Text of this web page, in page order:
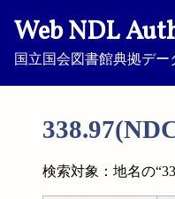
Web NDL
国立国会図書館典拠デ
検索対象：地名の